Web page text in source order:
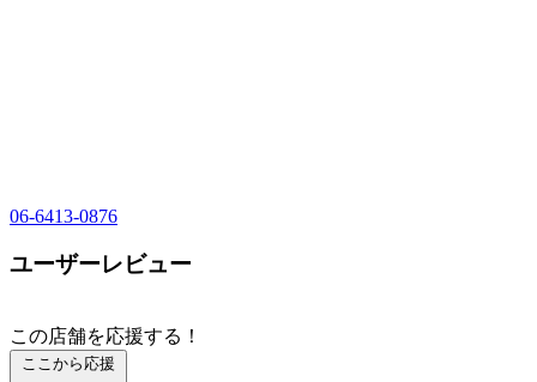
06-6413-0876
ユーザーレビュー
この店舗を応援する！
ここから応援